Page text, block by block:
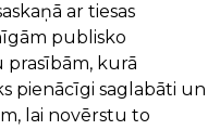
ar tiesas
publisko
kurā
pienācīgi saglabāti un
lai novērstu to